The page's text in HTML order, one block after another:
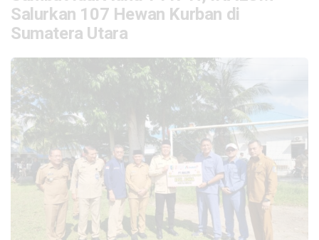
Salurkan 107 Hewan Kurban di
Sumatera Utara